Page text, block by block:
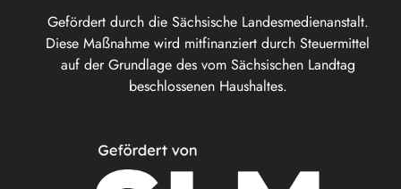
Gefördert durch die Sächsische Landesmedienanstalt.
Diese Maßnahme wird mitfinanziert durch Steuermittel
auf der Grundlage des vom Sächsischen Landtag
beschlossenen Haushaltes.